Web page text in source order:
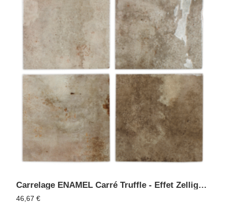
Carrelage ENAMEL Carré Truffle - Effet Zellige, Faïence Murale
46,67€